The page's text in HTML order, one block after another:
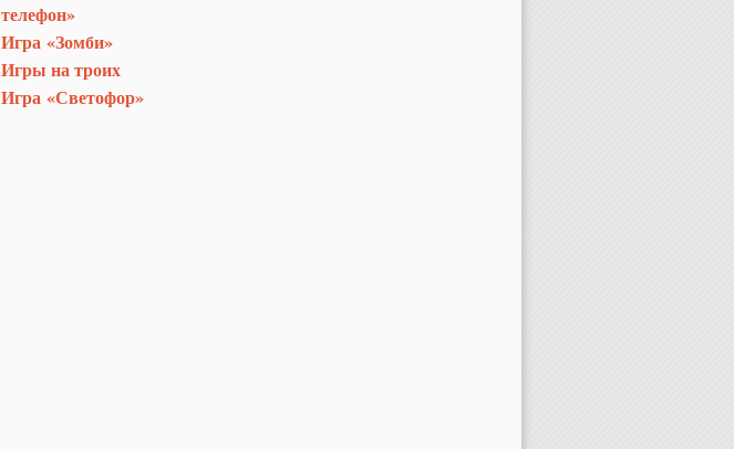
телефон»
Игра «Зомби»
Игры на троих
Игра «Светофор»